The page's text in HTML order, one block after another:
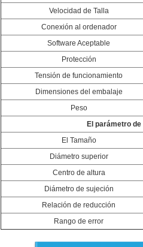
Velocidad de Talla
Conexión al ordenador
Software Aceptable
Protección
Tensión de funcionamiento
Dimensiones del embalaje
Peso
El parámetro
El Tamaño
Diámetro superior
Centro de altura
Diámetro de sujeción
Relación de reducción
Rango de error